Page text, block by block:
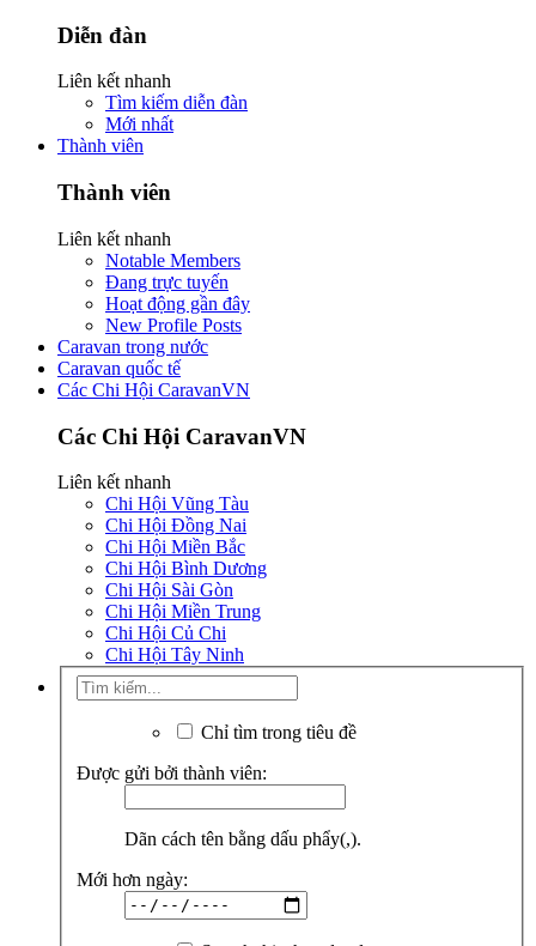
Diễn đàn
Liên kết nhanh
Tìm kiếm diễn đàn
Mới nhất
Thành viên
Thành viên
Liên kết nhanh
Notable Members
Đang trực tuyến
Hoạt động gần đây
New Profile Posts
Caravan trong nước
Caravan quốc tế
Các Chi Hội CaravanVN
Các Chi Hội CaravanVN
Liên kết nhanh
Chi Hội Vũng Tàu
Chi Hội Đồng Nai
Chi Hội Miền Bắc
Chi Hội Bình Dương
Chi Hội Sài Gòn
Chi Hội Miền Trung
Chi Hội Củ Chi
Chi Hội Tây Ninh
Chỉ tìm trong tiêu đề
Được gửi bởi thành viên:
Dãn cách tên bằng dấu phẩy(,).
Mới hơn ngày: